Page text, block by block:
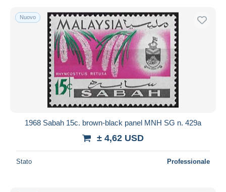
Nuovo
1968 Sabah 15c. brown-black panel MNH SG n. 429a
± 4,62 USD
Stato Professionale